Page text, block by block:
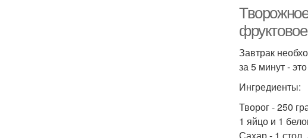
Завтрак
за 5 минут -
Ингредиенты:
Творог - 250
1 яйцо и 1